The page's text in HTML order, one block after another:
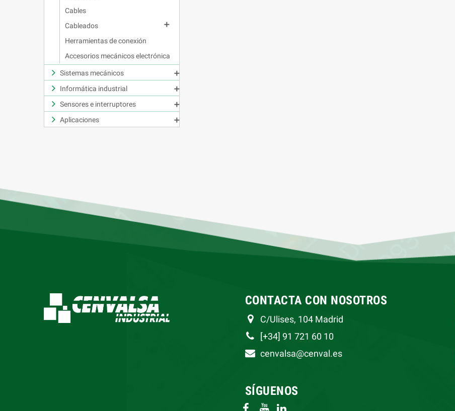
Cables
Cableados

Herramientas de conexión
Accesorios mecánicos electrónica
Sistemas mecánicos

Informática industrial

Sensores e interruptores

Aplicaciones

CONTACTA CON NOSOTROS
C/Ulises, 104 Madrid
[+34] 91 721 60 10
cenvalsa@cenval.es
SÍGUENOS